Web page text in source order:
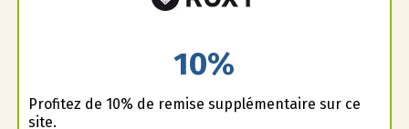
10%
Profitez de 10% de remise supplémentaire sur ce
site.